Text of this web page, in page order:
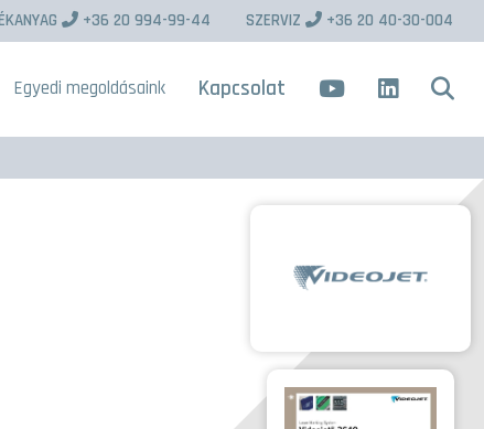
+36 20 994-99-44 SZERVIZ +36 20 40-30-004
Egyedi megoldásaink Kapcsolat